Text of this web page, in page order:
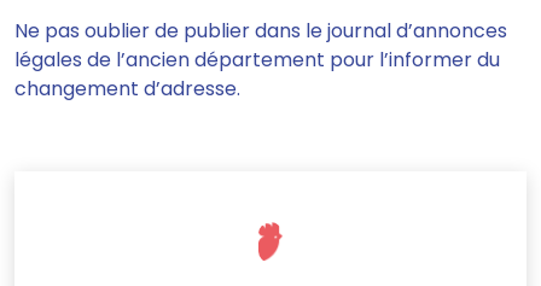
Ne pas oublier de publier dans le journal d’annonces
légales de l’ancien département pour l’informer du
changement d’adresse.